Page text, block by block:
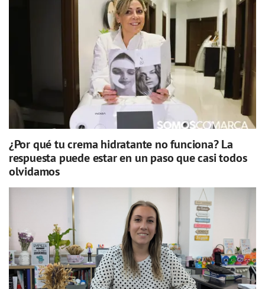
¿Por qué tu crema hidratante no funciona? La
respuesta puede estar en un paso que casi todos
olvidamos